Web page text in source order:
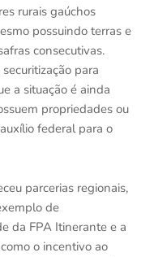
rurais gaúchos
possuindo terras e
consecutivas.
para
a situação é ainda
propriedades ou
federal para o
parcerias regionais,
de
da FPA Itinerante e a
o incentivo ao